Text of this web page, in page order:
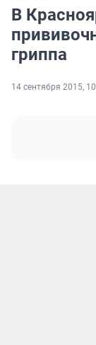
В
гриппа
14 сентября 2015,